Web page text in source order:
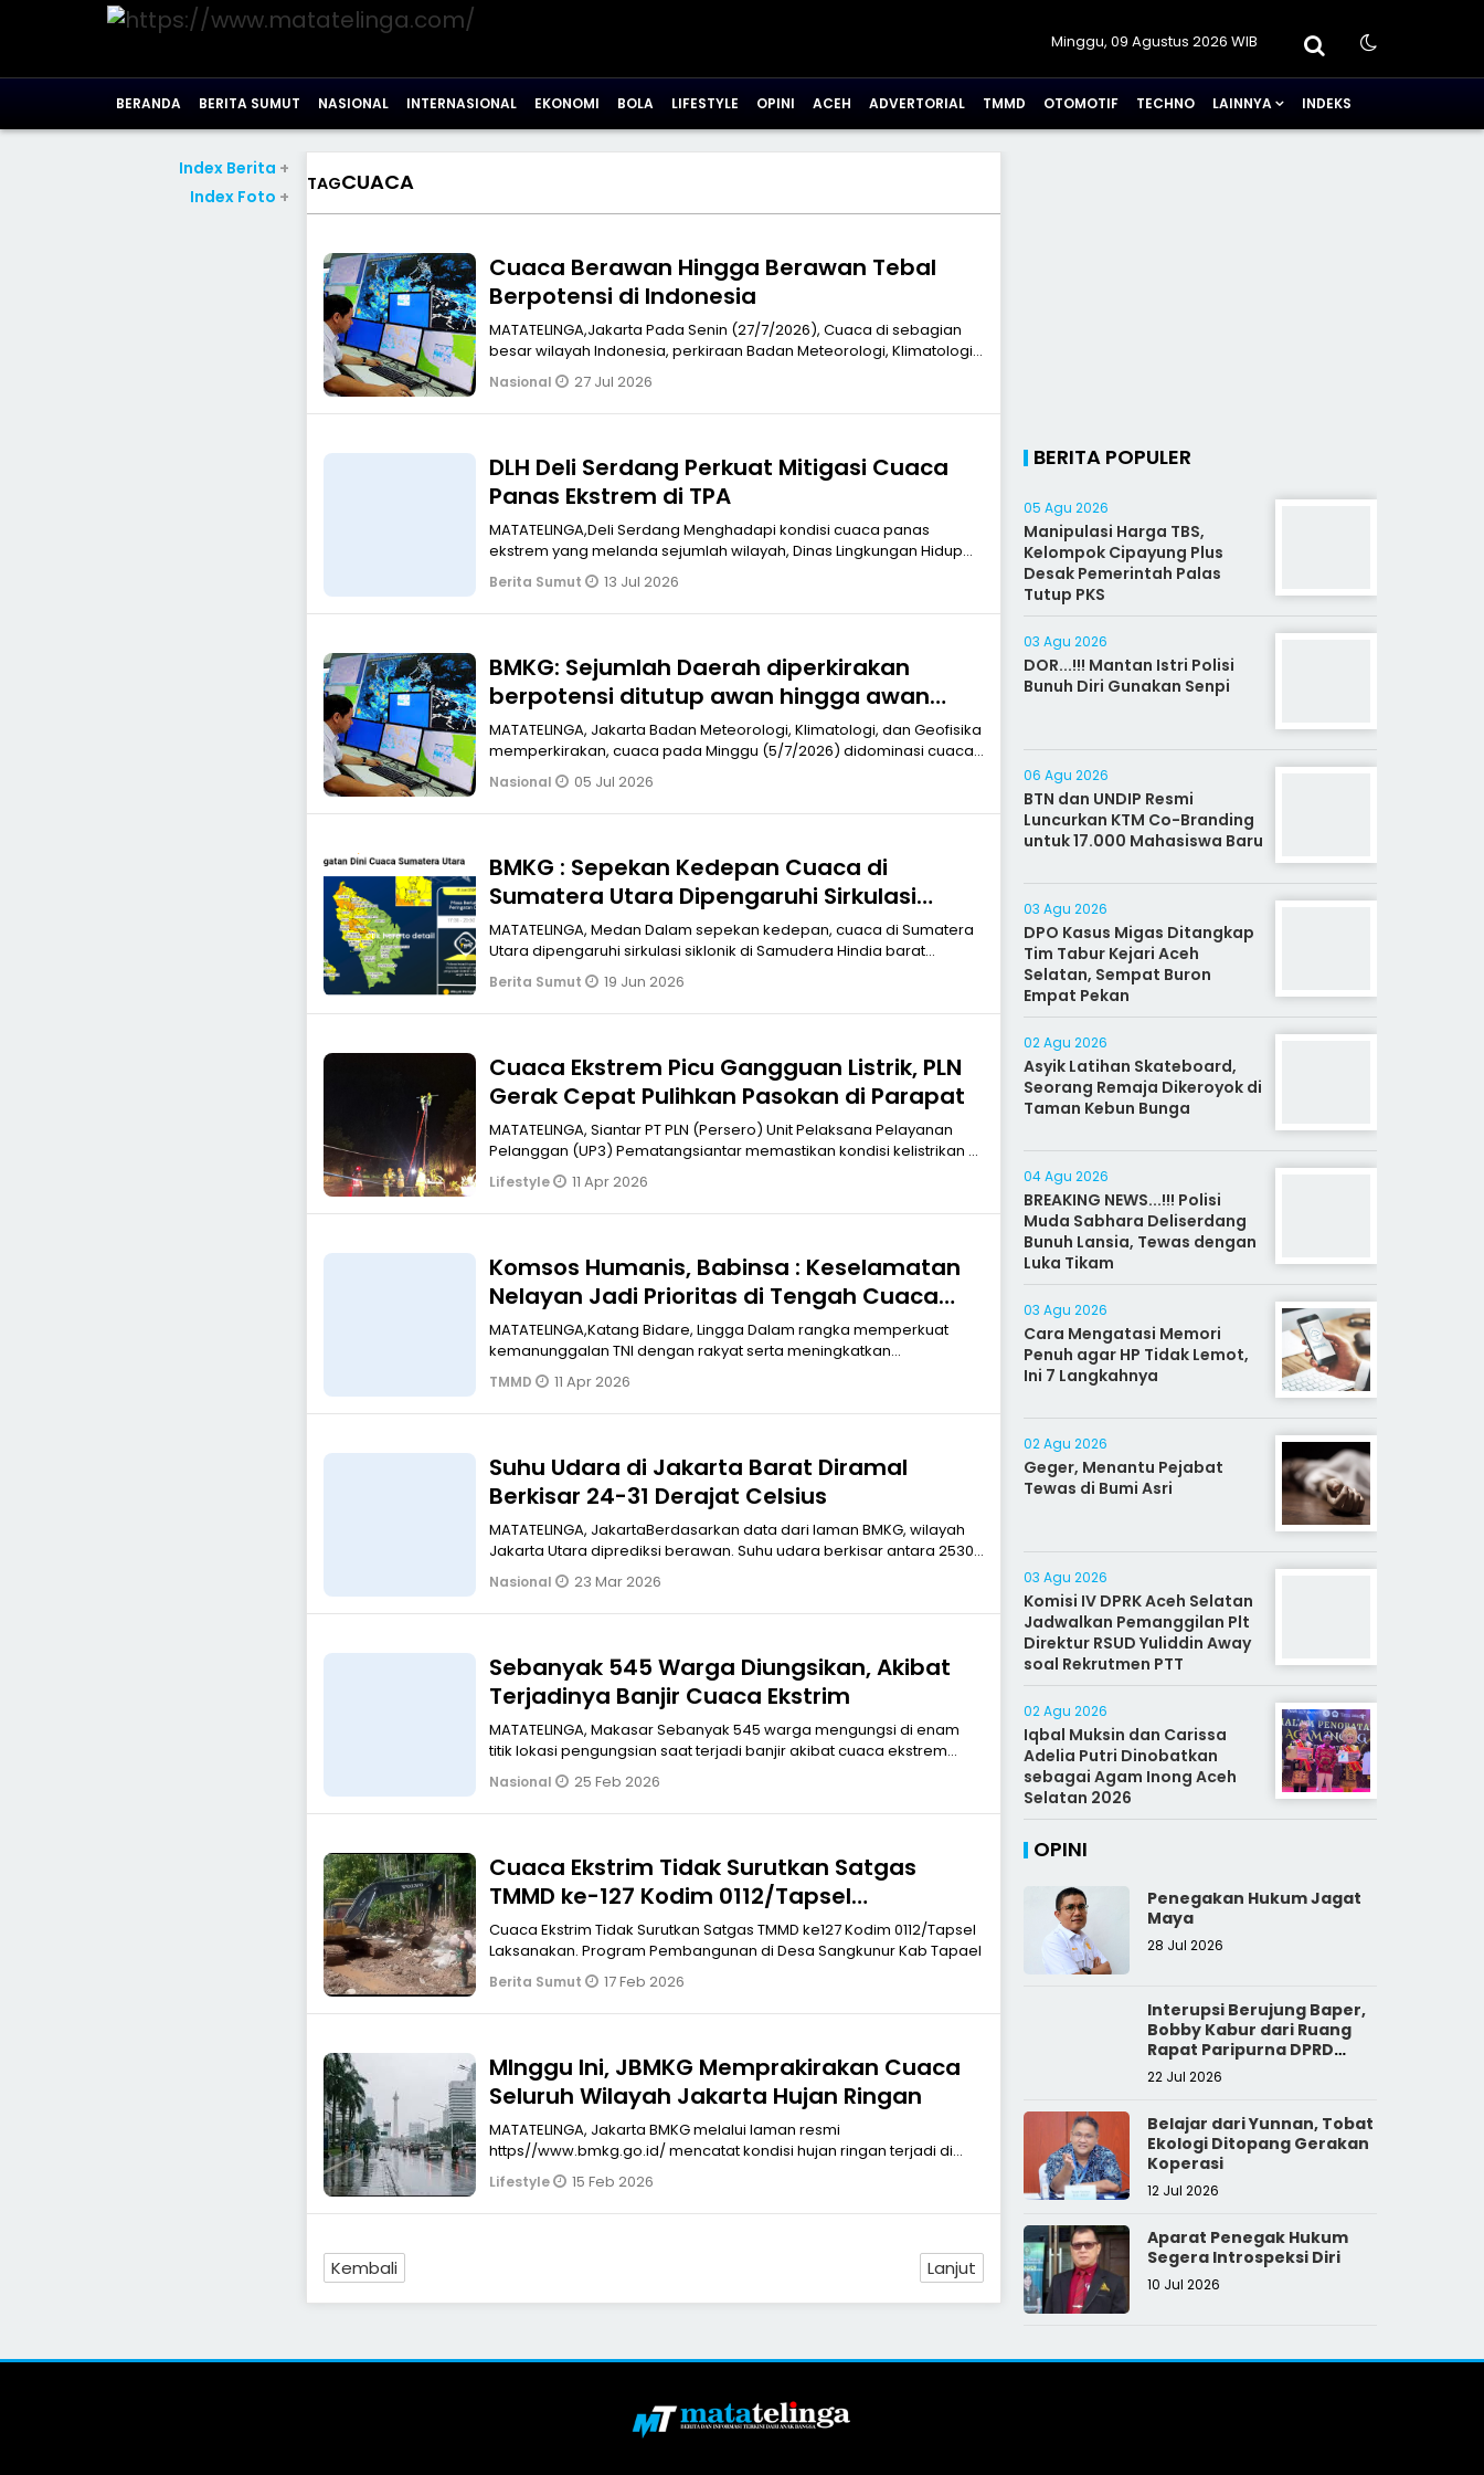
Minggu, 09 Agustus 2026 WIB
BERANDA BERITA SUMUT NASIONAL INTERNASIONAL EKONOMI BOLA LIFESTYLE OPINI ACEH ADVERTORIAL TMMD OTOMOTIF TECHNO LAINNYA INDEKS
TAGCUACA
Cuaca Berawan Hingga Berawan Tebal
Berpotensi di Indonesia
MATATELINGA,Jakarta Pada Senin (27/7/2026), Cuaca di sebagian
besar wilayah Indonesia, perkiraan Badan Meteorologi, Klimatologi,
dan Geofis
Nasional 27 Jul 2026
DLH Deli Serdang Perkuat Mitigasi Cuaca
Panas Ekstrem di TPA
MATATELINGA,Deli Serdang Menghadapi kondisi cuaca panas
ekstrem yang melanda sejumlah wilayah, Dinas Lingkungan Hidup
(DLH) Kabupaten Deli
Berita Sumut 13 Jul 2026
BMKG: Sejumlah Daerah diperkirakan
berpotensi ditutup awan hingga awan
tebal
MATATELINGA, Jakarta Badan Meteorologi, Klimatologi, dan Geofisika
memperkirakan, cuaca pada Minggu (5/7/2026) didominasi cuaca
berawan hin
Nasional 05 Jul 2026
BMKG : Sepekan Kedepan Cuaca di
Sumatera Utara Dipengaruhi Sirkulasi
Siklonik di Samudera Hindia
MATATELINGA, Medan Dalam sepekan kedepan, cuaca di Sumatera
Utara dipengaruhi sirkulasi siklonik di Samudera Hindia barat
Sumatera, serta b
Berita Sumut 19 Jun 2026
Cuaca Ekstrem Picu Gangguan Listrik, PLN
Gerak Cepat Pulihkan Pasokan di Parapat
MATATELINGA, Siantar PT PLN (Persero) Unit Pelaksana Pelayanan
Pelanggan (UP3) Pematangsiantar memastikan kondisi kelistrikan di
wilayah k
Lifestyle 11 Apr 2026
Komsos Humanis, Babinsa : Keselamatan
Nelayan Jadi Prioritas di Tengah Cuaca
Yang Tidak Menentu*
MATATELINGA,Katang Bidare, Lingga Dalam rangka memperkuat
kemanunggalan TNI dengan rakyat serta meningkatkan
kewaspadaan masyarakat pesisir
TMMD 11 Apr 2026
Suhu Udara di Jakarta Barat Diramal
Berkisar 24-31 Derajat Celsius
MATATELINGA, JakartaBerdasarkan data dari laman BMKG, wilayah
Jakarta Utara diprediksi berawan. Suhu udara berkisar antara 2530
derajat Ce
Nasional 23 Mar 2026
Sebanyak 545 Warga Diungsikan, Akibat
Terjadinya Banjir Cuaca Ekstrim
MATATELINGA, Makasar Sebanyak 545 warga mengungsi di enam
titik lokasi pengungsian saat terjadi banjir akibat cuaca ekstrem
beberapa hari t
Nasional 25 Feb 2026
Cuaca Ekstrim Tidak Surutkan Satgas
TMMD ke-127 Kodim 0112/Tapsel
Laksanakan. Program Pembangunan di
Desa Sangkunur Kab Tapsel
Cuaca Ekstrim Tidak Surutkan Satgas TMMD ke127 Kodim 0112/Tapsel
Laksanakan. Program Pembangunan di Desa Sangkunur Kab Tapael
Berita Sumut 17 Feb 2026
MInggu Ini, JBMKG Memprakirakan Cuaca
Seluruh Wilayah Jakarta Hujan Ringan
MATATELINGA, Jakarta BMKG melalui laman resmi
https//www.bmkg.go.id/ mencatat kondisi hujan ringan terjadi di
Wilayah Administrasi Kepulau
Lifestyle 15 Feb 2026
Kembali Lanjut
Index Berita +
Index Foto +
BERITA POPULER
05 Agu 2026
Manipulasi Harga TBS,
Kelompok Cipayung Plus
Desak Pemerintah Palas
Tutup PKS
03 Agu 2026
DOR...!!! Mantan Istri Polisi
Bunuh Diri Gunakan Senpi
06 Agu 2026
BTN dan UNDIP Resmi
Luncurkan KTM Co-Branding
untuk 17.000 Mahasiswa Baru
03 Agu 2026
DPO Kasus Migas Ditangkap
Tim Tabur Kejari Aceh
Selatan, Sempat Buron
Empat Pekan
02 Agu 2026
Asyik Latihan Skateboard,
Seorang Remaja Dikeroyok di
Taman Kebun Bunga
04 Agu 2026
BREAKING NEWS...!!! Polisi
Muda Sabhara Deliserdang
Bunuh Lansia, Tewas dengan
Luka Tikam
03 Agu 2026
Cara Mengatasi Memori
Penuh agar HP Tidak Lemot,
Ini 7 Langkahnya
02 Agu 2026
Geger, Menantu Pejabat
Tewas di Bumi Asri
03 Agu 2026
Komisi IV DPRK Aceh Selatan
Jadwalkan Pemanggilan Plt
Direktur RSUD Yuliddin Away
soal Rekrutmen PTT
02 Agu 2026
Iqbal Muksin dan Carissa
Adelia Putri Dinobatkan
sebagai Agam Inong Aceh
Selatan 2026
OPINI
Penegakan Hukum Jagat
Maya
28 Jul 2026
Interupsi Berujung Baper,
Bobby Kabur dari Ruang
Rapat Paripurna DPRD
Sumut
22 Jul 2026
Belajar dari Yunnan, Tobat
Ekologi Ditopang Gerakan
Koperasi
12 Jul 2026
Aparat Penegak Hukum
Segera Introspeksi Diri
10 Jul 2026